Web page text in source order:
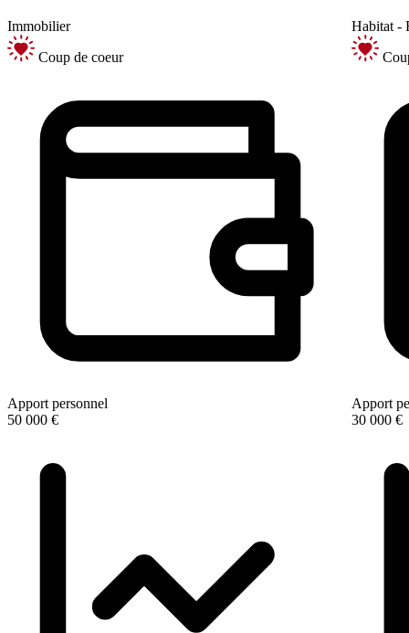
Immobilier
Coup de coeur
Apport personnel
50 000 €
Habitat -
Apport
30 000 €